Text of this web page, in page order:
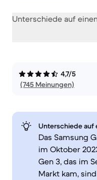
Unterschiede auf
4,7/5
(745 Meinungen)
Unterschiede auf
Das Samsung
im Oktober
Gen 3, das im
Markt kam,